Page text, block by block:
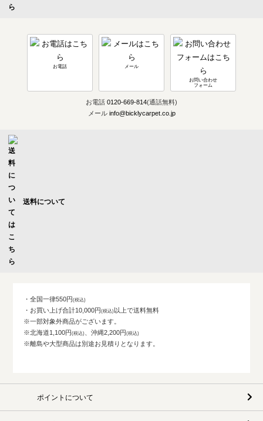
お電話 メール
お問い合わせ
フォーム
お電話 0120-669-814(通話無料)
メール info@bicklycarpet.co.jp
送料について
・全国一律550円
・お買い上げ合計10,000円
以上で送料無料
※一部対象外商品がございます。
※北海道1,100円
、沖縄2,200円
※離島や大型商品は別途お見積りとなります。
ポイントについて